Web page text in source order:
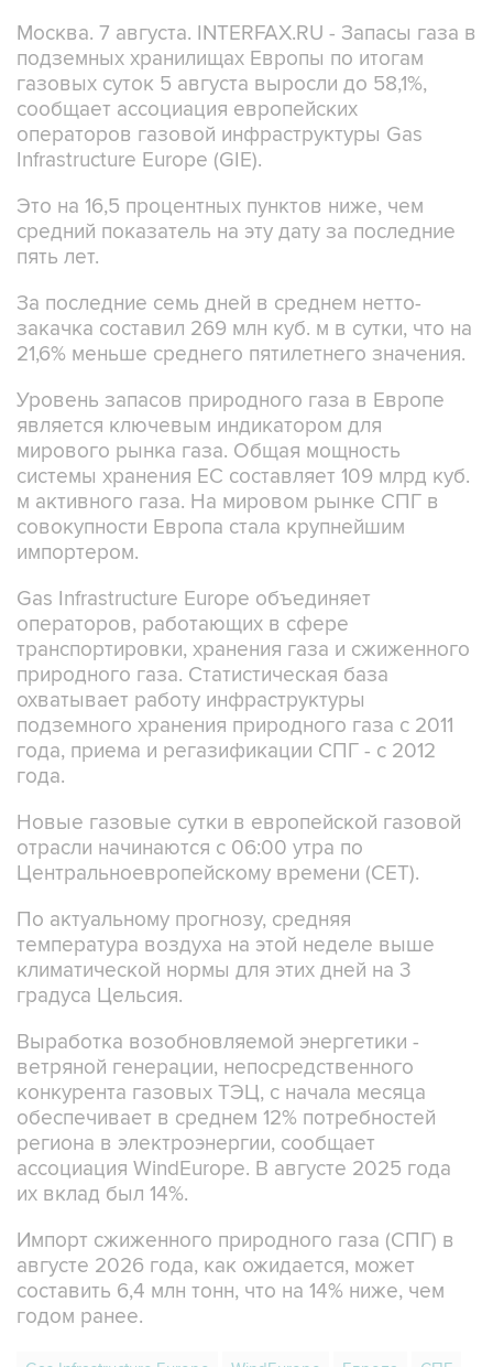
Москва. 7 августа. INTERFAX.RU - Запасы газа в
подземных хранилищах Европы по итогам
газовых суток 5 августа выросли до 58,1%,
сообщает ассоциация европейских
операторов газовой инфраструктуры Gas
Infrastructure Europe (GIE).
Это на 16,5 процентных пунктов ниже, чем
средний показатель на эту дату за последние
пять лет.
За последние семь дней в среднем нетто-
закачка составил 269 млн куб. м в сутки, что на
21,6% меньше среднего пятилетнего значения.
Уровень запасов природного газа в Европе
является ключевым индикатором для
мирового рынка газа. Общая мощность
системы хранения ЕС составляет 109 млрд куб.
м активного газа. На мировом рынке СПГ в
совокупности Европа стала крупнейшим
импортером.
Gas Infrastructure Europe объединяет
операторов, работающих в сфере
транспортировки, хранения газа и сжиженного
природного газа. Статистическая база
охватывает работу инфраструктуры
подземного хранения природного газа с 2011
года, приема и регазификации СПГ - с 2012
года.
Новые газовые сутки в европейской газовой
отрасли начинаются c 06:00 утра по
Центральноевропейскому времени (CET).
По актуальному прогнозу, средняя
температура воздуха на этой неделе выше
климатической нормы для этих дней на 3
градуса Цельсия.
Выработка возобновляемой энергетики -
ветряной генерации, непосредственного
конкурента газовых ТЭЦ, с начала месяца
обеспечивает в среднем 12% потребностей
региона в электроэнергии, сообщает
ассоциация WindEurope. В августе 2025 года
их вклад был 14%.
Импорт сжиженного природного газа (СПГ) в
августе 2026 года, как ожидается, может
составить 6,4 млн тонн, что на 14% ниже, чем
годом ранее.